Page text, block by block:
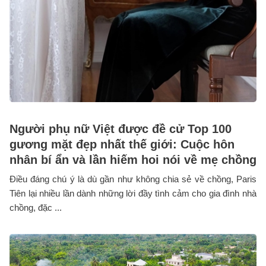
Người phụ nữ Việt được đề cử Top 100
gương mặt đẹp nhất thế giới: Cuộc hôn
nhân bí ẩn và lần hiếm hoi nói về mẹ chồng
Điều đáng chú ý là dù gần như không chia sẻ về chồng, Paris
Tiên lại nhiều lần dành những lời đầy tình cảm cho gia đình nhà
chồng, đặc ...